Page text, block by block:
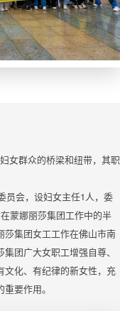
群众的桥梁和纽带，其职
会，设妇女主任1人，委
蒙娜丽莎集团工作中的半
莎集团女工工作在佛山市南
团广大女职工增强自尊、
文化、有纪律的新女性，充
要作用。